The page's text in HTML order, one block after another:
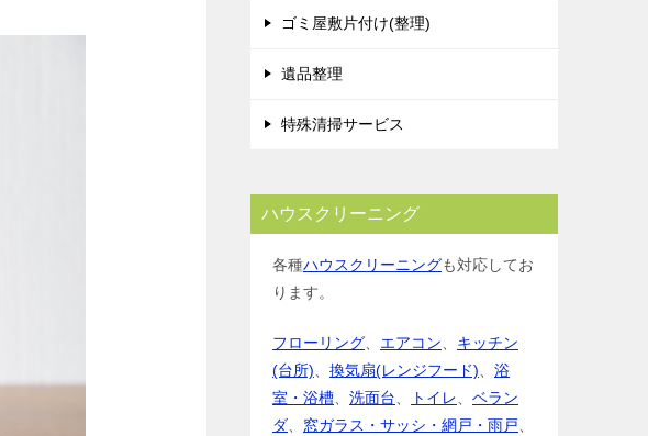
ゴミ屋敷片付け(整理)
遺品整理
特殊清掃サービス
ハウスクリーニング
各種ハウスクリーニングも対応してお
ります。
フローリング エアコン
キッチン
(台所)
換気扇(レンジフード)
浴
室・浴槽
洗面台 トイレ
ベラン
ダ
窓ガラス・サッシ・網戸・雨戸